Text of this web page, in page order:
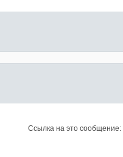
Ссылка на это сообщение: